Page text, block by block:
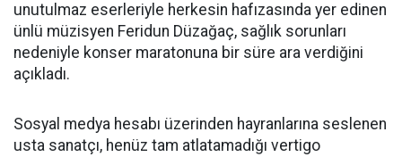
unutulmaz eserleriyle herkesin hafızasında yer edinen
ünlü müzisyen Feridun Düzağaç, sağlık sorunları
nedeniyle konser maratonuna bir süre ara verdiğini
açıkladı.
Sosyal medya hesabı üzerinden hayranlarına seslenen
usta sanatçı, henüz tam atlatamadığı vertigo